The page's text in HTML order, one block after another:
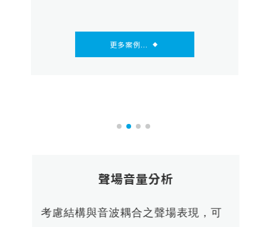
更多案例... ◆
聲場音量分析
考慮結構與音波耦合之聲場表現，可